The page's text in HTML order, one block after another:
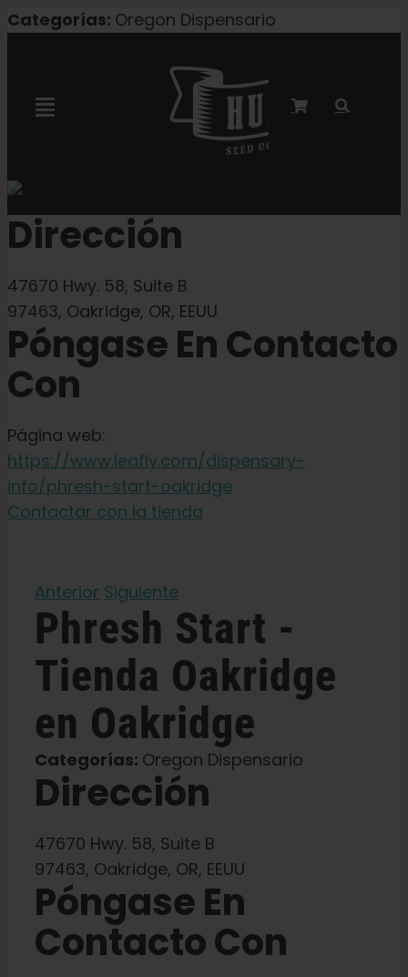
Ir
Categorías: Oregon Dispensario
Alternar
Semillas feminizadas
Semillas Autoflower
Semillas triploides
Aprenda
Acerca de
Caza de fenotipos
Preservación de la genética caribeña
Póngase en contacto con
Tienda
Español
Buscar:
Dirección
47670 Hwy. 58, Suite B
97463, Oakridge, OR, EEUU
Póngase En Contacto
Con
Página web:
https://www.leafly.com/dispensary-
info/phresh-start-oakridge
Contactar con la tienda
Anterior Siguiente
Phresh Start -
Tienda Oakridge
en Oakridge
Categorías: Oregon Dispensario
Dirección
47670 Hwy. 58, Suite B
97463, Oakridge, OR, EEUU
Póngase En
Contacto Con